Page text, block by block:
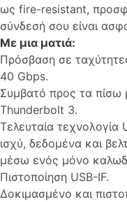
ως fire-resistant,
σύνδεσή σου είναι
Με μια ματιά:
Πρόσβαση σε
40 Gbps.
Συμβατό προς τα πίσω
Thunderbolt 3.
Τελευταία τεχνολογία
ισχύ, δεδομένα και
μέσω ενός μόνο
Πιστοποίηση USB-IF.
Δοκιμασμένο και